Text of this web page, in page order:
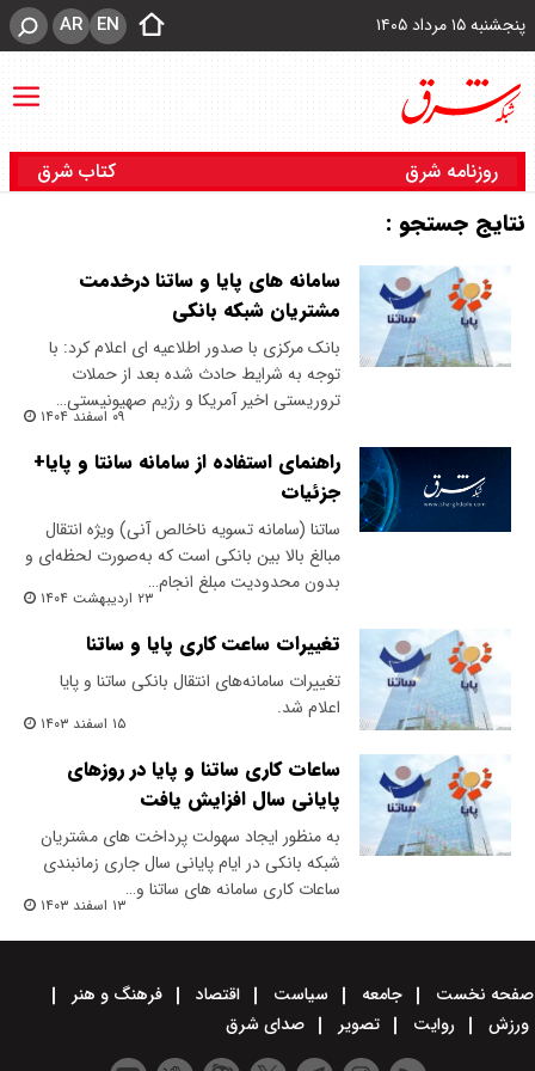
پنجشنبه ۱۵ مرداد ۱۴۰۵ EN
AR
روزنامه شرق کتاب شرق
نتایج جستجو :
سامانه های پایا و ساتنا درخدمت
مشتریان شبکه بانکی
بانک مرکزی با صدور اطلاعیه ای اعلام کرد: با
توجه به شرایط حادث شده بعد از حملات
تروریستی اخیر آمریکا و رژیم صهیونیستی…
۰۹ اسفند ۱۴۰۴
راهنمای استفاده از سامانه سانتا و پایا+
جزئیات
ساتنا (سامانه تسویه ناخالص آنی) ویژه انتقال
مبالغ بالا بین بانکی است که به‌صورت لحظه‌ای و
بدون محدودیت مبلغ انجام…
۲۳ اردیبهشت ۱۴۰۴
تغییرات ساعت کاری پایا و ساتنا
تغییرات سامانه‌های انتقال بانکی ساتنا و پایا
اعلام شد.
۱۵ اسفند ۱۴۰۳
ساعات کاری ساتنا و پایا در روزهای
پایانی سال افزایش یافت
به منظور ایجاد سهولت پرداخت­ های مشتریان
شبکه بانکی در ایام پایانی سال جاری زمانبندی
ساعات کاری سامانه­ های ساتنا و…
۱۳ اسفند ۱۴۰۳
صفحه نخست جامعه سیاست اقتصاد
فرهنگ و هنر
ورزش
روایت تصویر صدای شرق